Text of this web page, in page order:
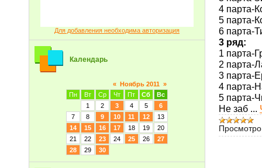
Для добавления необходима авторизация
Календарь
« Ноябрь 2011 »
Пн
Вт Ср Чт Пт Сб
Вс
1
2 3 4 5
6
7
8 9 10 11 12
13
14
15 16 17 18 19
20
21
22 23 24 25 26
27
28
29 30
4 парта-
5 парта-
6 парта-
3 ряд:
1 парта-
2 парта-
3 парта-
4 парта-
5 парта-
Не заб ...